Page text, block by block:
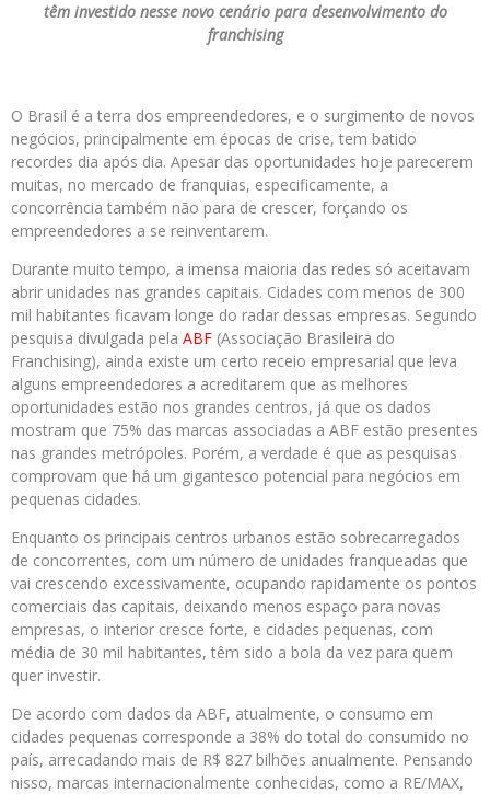
têm investido nesse novo cenário para desenvolvimento do
franchising
O Brasil é a terra dos empreendedores, e o surgimento de novos
negócios, principalmente em épocas de crise, tem batido
recordes dia após dia. Apesar das oportunidades hoje parecerem
muitas, no mercado de franquias, especificamente, a
concorrência também não para de crescer, forçando os
empreendedores a se reinventarem.
Durante muito tempo, a imensa maioria das redes só aceitavam
abrir unidades nas grandes capitais. Cidades com menos de 300
mil habitantes ficavam longe do radar dessas empresas. Segundo
pesquisa divulgada pela ABF (Associação Brasileira do
Franchising), ainda existe um certo receio empresarial que leva
alguns empreendedores a acreditarem que as melhores
oportunidades estão nos grandes centros, já que os dados
mostram que 75% das marcas associadas a ABF estão presentes
nas grandes metrópoles. Porém, a verdade é que as pesquisas
comprovam que há um gigantesco potencial para negócios em
pequenas cidades.
Enquanto os principais centros urbanos estão sobrecarregados
de concorrentes, com um número de unidades franqueadas que
vai crescendo excessivamente, ocupando rapidamente os pontos
comerciais das capitais, deixando menos espaço para novas
empresas, o interior cresce forte, e cidades pequenas, com
média de 30 mil habitantes, têm sido a bola da vez para quem
quer investir.
De acordo com dados da ABF, atualmente, o consumo em
cidades pequenas corresponde a 38% do total do consumido no
país, arrecadando mais de R$ 827 bilhões anualmente. Pensando
nisso, marcas internacionalmente conhecidas, como a RE/MAX,